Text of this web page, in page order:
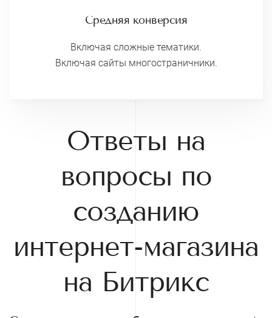
Средняя конверсия
Включая сложные тематики.
Включая сайты многостраничники.
Ответы на
вопросы по
созданию
интернет-магазина
на Битрикс